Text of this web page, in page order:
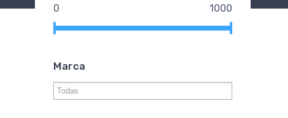
0 1000
Marca